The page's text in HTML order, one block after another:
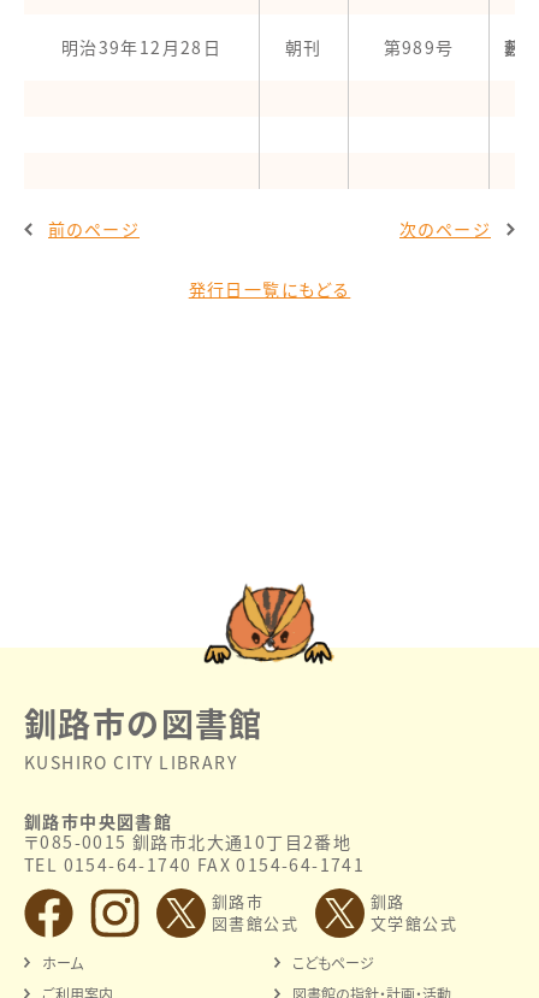
明治39年12月28日 朝刊 第989号 藪
前のページ 次のページ
発行日一覧にもどる
釧路市の図書館
KUSHIRO CITY LIBRARY
釧路市中央図書館
〒085-0015 釧路市北大通10丁目2番地
TEL 0154-64-1740 FAX 0154-64-1741
釧路市
図書館公式
釧路
文学館公式
ホーム
ご利用案内
こどもページ
図書館の指針・計画・活動